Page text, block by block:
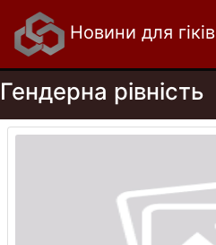
Новини для гіків
Гендерна рівність